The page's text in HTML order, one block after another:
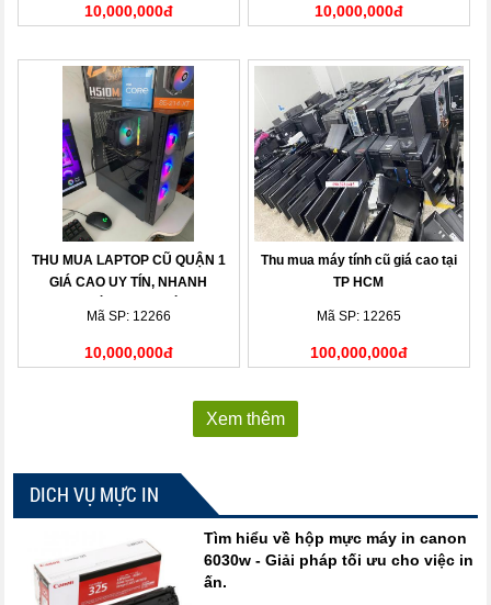
10,000,000đ 10,000,000đ
THU MUA LAPTOP CŨ QUẬN 1
GIÁ CAO UY TÍN, NHANH
Mã SP: 12266
10,000,000đ
Thu mua máy tính cũ giá cao tại
TP HCM
Mã SP: 12265
100,000,000đ
Xem thêm
DICH VỤ MỰC IN
Tìm hiểu về hộp mực máy in canon
6030w - Giải pháp tối ưu cho việc in
ấn.